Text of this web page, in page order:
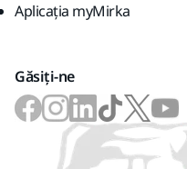
Aplicația myMirka
Găsiți-ne